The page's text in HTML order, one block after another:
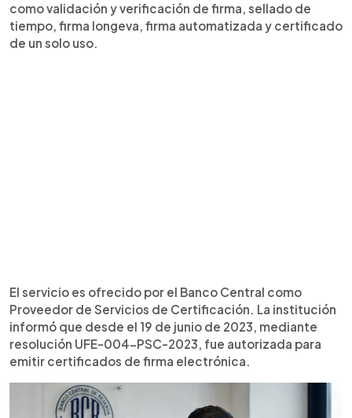
como validación y verificación de firma, sellado de
tiempo, firma longeva, firma automatizada y certificado
de un solo uso.
El servicio es ofrecido por el Banco Central como
Proveedor de Servicios de Certificación. La institución
informó que desde el 19 de junio de 2023, mediante
resolución UFE-004-PSC-2023, fue autorizada para
emitir certificados de firma electrónica.